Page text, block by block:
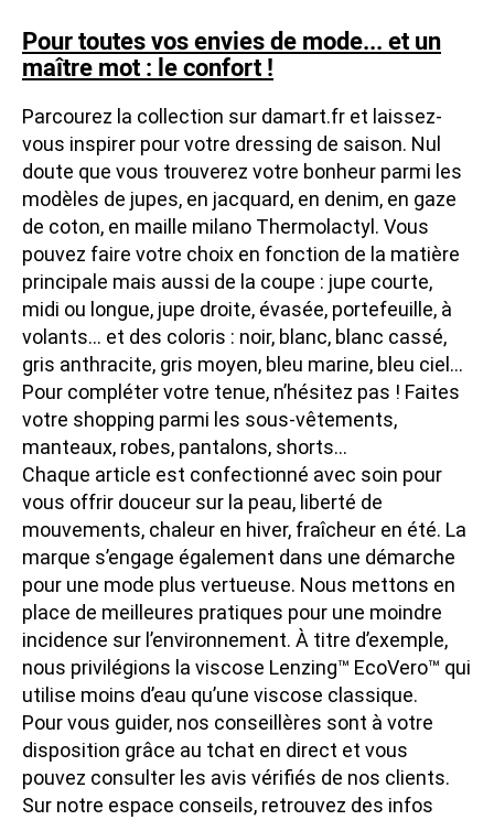
Pour toutes vos envies de mode... et un
maître mot : le confort !
Parcourez la collection sur damart.fr et laissez-
vous inspirer pour votre dressing de saison. Nul
doute que vous trouverez votre bonheur parmi les
modèles de jupes, en jacquard, en denim, en gaze
de coton, en maille milano Thermolactyl. Vous
pouvez faire votre choix en fonction de la matière
principale mais aussi de la coupe : jupe courte,
midi ou longue, jupe droite, évasée, portefeuille, à
volants... et des coloris : noir, blanc, blanc cassé,
gris anthracite, gris moyen, bleu marine, bleu ciel...
Pour compléter votre tenue, n’hésitez pas ! Faites
votre shopping parmi les sous-vêtements,
manteaux, robes, pantalons, shorts...
Chaque article est confectionné avec soin pour
vous offrir douceur sur la peau, liberté de
mouvements, chaleur en hiver, fraîcheur en été. La
marque s’engage également dans une démarche
pour une mode plus vertueuse. Nous mettons en
place de meilleures pratiques pour une moindre
incidence sur l’environnement. À titre d’exemple,
nous privilégions la viscose Lenzing™ EcoVero™ qui
utilise moins d’eau qu’une viscose classique.
Pour vous guider, nos conseillères sont à votre
disposition grâce au tchat en direct et vous
pouvez consulter les avis vérifiés de nos clients.
Sur notre espace conseils, retrouvez des infos